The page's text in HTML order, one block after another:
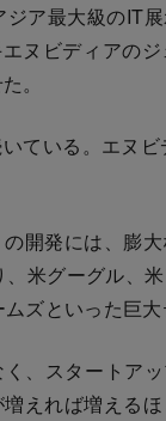
ア最大級のIT
ヌビディアの
。
ている。エヌ
開発には、膨
米グーグル、
ズといった巨大
、スタートア
えれば増える